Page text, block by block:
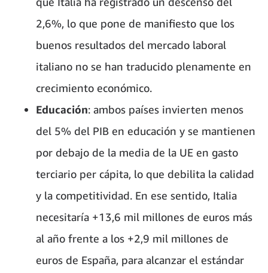
2,6%, lo que pone de manifiesto que los
buenos resultados del mercado laboral
italiano no se han traducido plenamente en
crecimiento económico.
Educación: ambos países invierten menos
del 5% del PIB en educación y se mantienen
por debajo de la media de la UE en gasto
terciario per cápita, lo que debilita la calidad
y la competitividad. En ese sentido, Italia
necesitaría +13,6 mil millones de euros más
al año frente a los +2,9 mil millones de
euros de España, para alcanzar el estándar